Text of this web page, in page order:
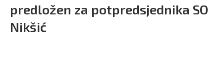
predložen za potpredsjednika SO
Nikšić